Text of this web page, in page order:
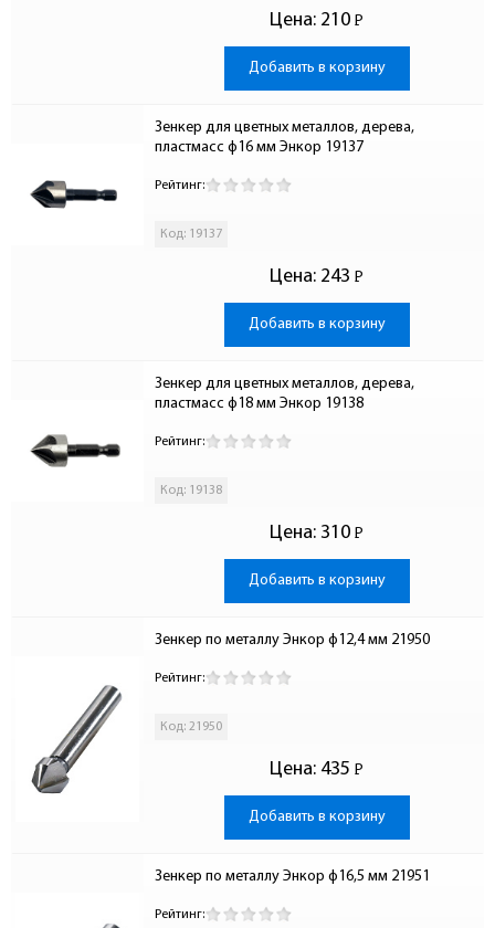
Цена: 210 Р
-
Добавить в корзину
Зенкер для цветных металлов, дерева,
пластмасс ф16 мм Энкор 19137
Рейтинг:
Код: 19137
Цена: 243 Р
-
Добавить в корзину
Зенкер для цветных металлов, дерева,
пластмасс ф18 мм Энкор 19138
Рейтинг:
Код: 19138
Цена: 310 Р
-
Добавить в корзину
Зенкер по металлу Энкор ф12,4 мм 21950
Рейтинг:
Код: 21950
Цена: 435 Р
-
Добавить в корзину
Зенкер по металлу Энкор ф16,5 мм 21951
Рейтинг: